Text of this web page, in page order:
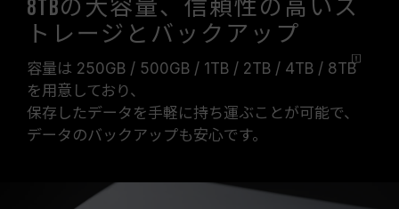
8TBの大容量、信頼性の高いス
トレージとバックアップ
容量は 250GB / 500GB / 1TB / 2TB / 4TB / 8TB
を用意しており、
保存したデータを手軽に持ち運ぶことが可能で、
データのバックアップも安心です。